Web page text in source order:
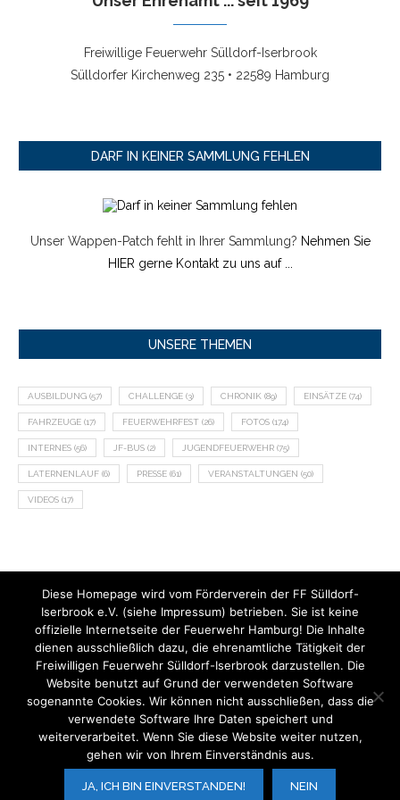
Freiwillige Feuerwehr Sülldorf-Iserbrook
Sülldorfer Kirchenweg 235 • 22589 Hamburg
DARF IN KEINER SAMMLUNG FEHLEN
Unser Wappen-Patch fehlt in Ihrer Sammlung? Nehmen Sie
HIER gerne Kontakt zu uns auf ...
UNSERE THEMEN
AUSBILDUNG (57) CHALLENGE (3) CHRONIK (89) EINSÄTZE (74)
FAHRZEUGE (17) FEUERWEHRFEST (26) FOTOS (174)
INTERNES (56) JF-BUS (2) JUGENDFEUERWEHR (75)
LATERNENLAUF (6) PRESSE (61) VERANSTALTUNGEN (50)
VIDEOS (17)
V.i.S.d.P.:Der Förderverein der FF Sülldorf-Iserbrook e.V.
Diese Homepage wird vom Förderverein der FF Sülldorf-
Iserbrook e.V. (siehe Impressum) betrieben. Sie ist keine
offizielle Internetseite der Feuerwehr Hamburg! Die Inhalte
dienen ausschließlich dazu, die ehrenamtliche Tätigkeit der
Freiwilligen Feuerwehr Sülldorf-Iserbrook darzustellen. Die
Website benutzt auf Grund der verwendeten Software
sogenannte Cookies. Wir können nicht ausschließen, dass die
verwendete Software Ihre Daten speichert und
weiterverarbeitet. Wenn Sie diese Website weiter nutzen,
gehen wir von Ihrem Einverständnis aus.
JA, ICH BIN EINVERSTANDEN! NEIN